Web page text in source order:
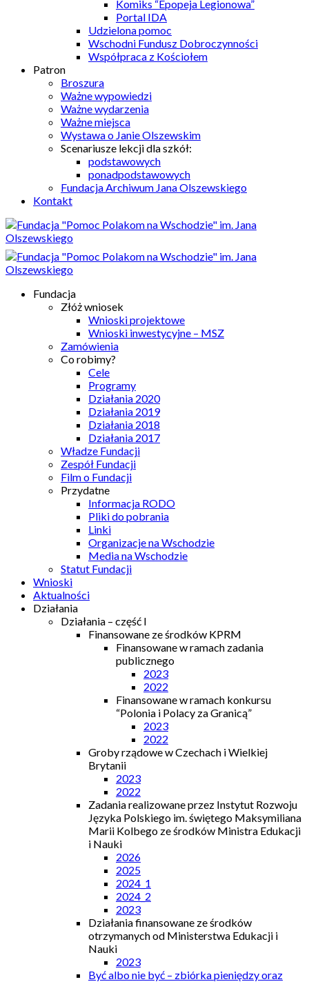
Komiks “Epopeja Legionowa”
Portal IDA
Udzielona pomoc
Wschodni Fundusz Dobroczynności
Współpraca z Kościołem
Patron
Broszura
Ważne wypowiedzi
Ważne wydarzenia
Ważne miejsca
Wystawa o Janie Olszewskim
Scenariusze lekcji dla szkół:
podstawowych
ponadpodstawowych
Fundacja Archiwum Jana Olszewskiego
Kontakt
Fundacja
Złóż wniosek
Wnioski projektowe
Wnioski inwestycyjne – MSZ
Zamówienia
Co robimy?
Cele
Programy
Działania 2020
Działania 2019
Działania 2018
Działania 2017
Władze Fundacji
Zespół Fundacji
Film o Fundacji
Przydatne
Informacja RODO
Pliki do pobrania
Linki
Organizacje na Wschodzie
Media na Wschodzie
Statut Fundacji
Wnioski
Aktualności
Działania
Działania – część I
Finansowane ze środków KPRM
Finansowane w ramach zadania
publicznego
2023
2022
Finansowane w ramach konkursu
“Polonia i Polacy za Granicą”
2023
2022
Groby rządowe w Czechach i Wielkiej
Brytanii
2023
2022
Zadania realizowane przez Instytut Rozwoju
Języka Polskiego im. świętego Maksymiliana
Marii Kolbego ze środków Ministra Edukacji
i Nauki
2026
2025
2024_1
2024_2
2023
Działania finansowane ze środków
otrzymanych od Ministerstwa Edukacji i
Nauki
2023
Być albo nie być – zbiórka pieniędzy oraz